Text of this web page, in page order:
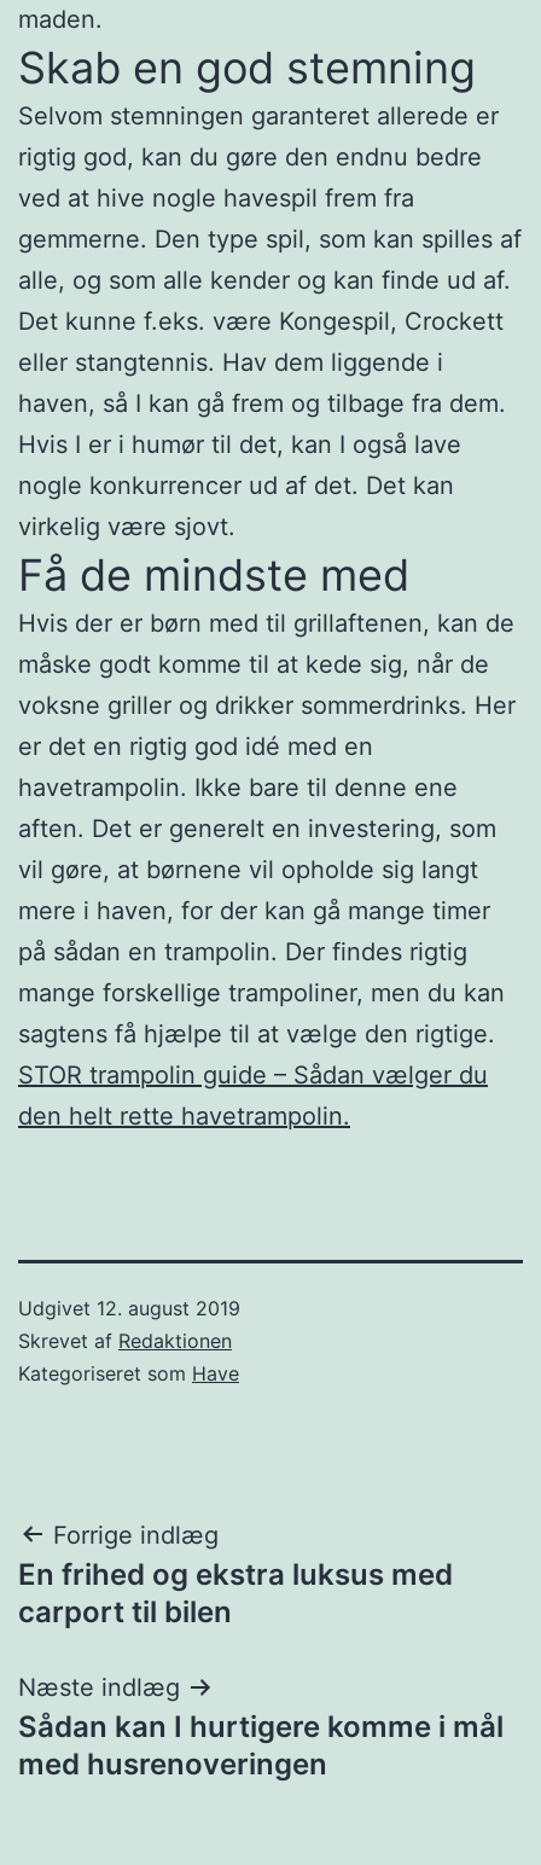
maden.
Skab en god stemning
Selvom stemningen garanteret allerede er
rigtig god, kan du gøre den endnu bedre
ved at hive nogle havespil frem fra
gemmerne. Den type spil, som kan spilles af
alle, og som alle kender og kan finde ud af.
Det kunne f.eks. være Kongespil, Crockett
eller stangtennis. Hav dem liggende i
haven, så I kan gå frem og tilbage fra dem.
Hvis I er i humør til det, kan I også lave
nogle konkurrencer ud af det. Det kan
virkelig være sjovt.
Få de mindste med
Hvis der er børn med til grillaftenen, kan de
måske godt komme til at kede sig, når de
voksne griller og drikker sommerdrinks. Her
er det en rigtig god idé med en
havetrampolin. Ikke bare til denne ene
aften. Det er generelt en investering, som
vil gøre, at børnene vil opholde sig langt
mere i haven, for der kan gå mange timer
på sådan en trampolin. Der findes rigtig
mange forskellige trampoliner, men du kan
sagtens få hjælpe til at vælge den rigtige.
STOR trampolin guide – Sådan vælger du
den helt rette havetrampolin.
Udgivet 12. august 2019
Skrevet af Redaktionen
Kategoriseret som Have
Indlægsnavigation
Forrige indlæg
En frihed og ekstra luksus med
carport til bilen
Næste indlæg
Sådan kan I hurtigere komme i mål
med husrenoveringen